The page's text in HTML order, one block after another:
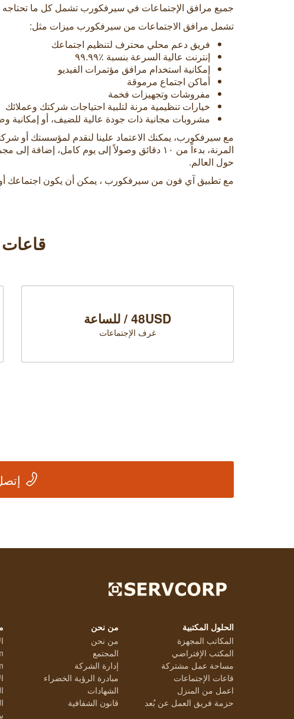
جميع مرافق الإجتماعات في سيرفكورب تشمل كل ما تحتاجه
تشمل مرافق الاجتماعات من سيرفكورب ميزات مثل:
فريق دعم محلي محترف لتنظيم اجتماعك
إنترنت عالية السرعة بنسبة ٪٩٩.٩٩
إمكانية استخدام مرافق مؤتمرات الفيديو
أماكن اجتماع مرموقة
مفروشات وتجهيزات فخمة
خيارات تنظيمية مرنة لتلبية احتياجات شركتك وعملائك
مشروبات مجانية ذات جودة عالية للضيف، أو
مع سيرفكورب، يمكنك الاعتماد علينا لنقدم لمؤسستك أو
حول العالم.
مع تطبيق آي فون من سيرفكورب ، يمكن أن يكون اجتماعك أو
48USD / للساعة
غرف الإجتماعات
الحلول المكتبية
المكاتب المجهزة
المكتب الإفتراضي
مساحة عمل مشتركة
قاعات الإجتماعات
اعمل من المنزل
حزمة فريق العمل عن بُعد
من نحن
من نحن
المجتمع
إدارة الشركة
مبادرة الرؤية الخضراء
الشهادات
قانون الشفافية